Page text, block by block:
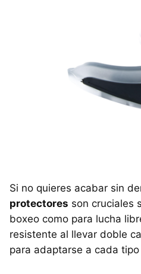
Si no quieres acabar sin
protectores son cruciales
boxeo como para lucha
resistente al llevar doble
para adaptarse a cada